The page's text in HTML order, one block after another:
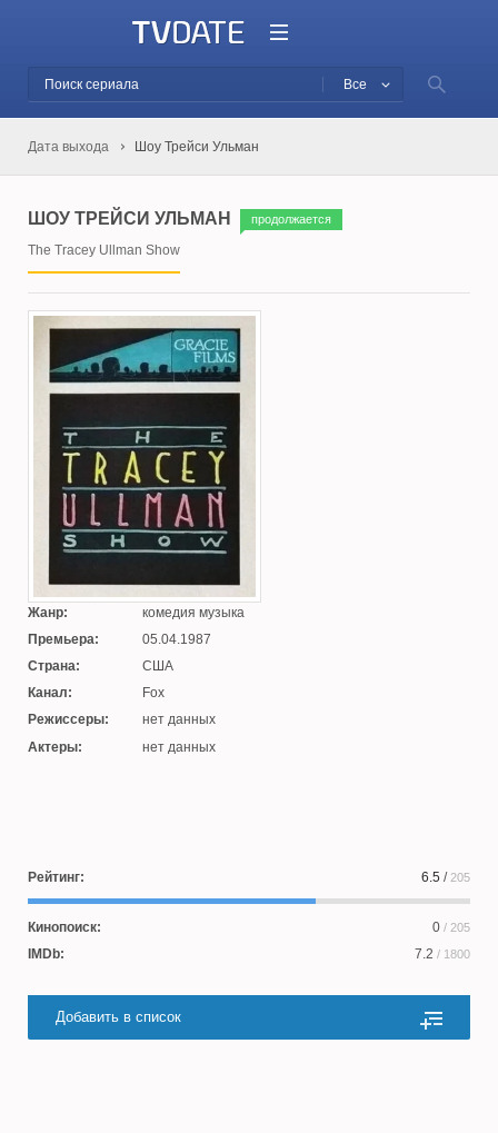
Все
Дата выхода Шоу Трейси Ульман
ШОУ ТРЕЙСИ УЛЬМАН продолжается
The Tracey Ullman Show
Жанр:
комедия музыка
Премьера:
05.04.1987
Страна:
США
Канал:
Fox
Режиссеры:
нет данных
Актеры:
нет данных
Рейтинг: 6.5 / 205
Кинопоиск: 0 / 205
IMDb: 7.2 / 1800
Добавить в список